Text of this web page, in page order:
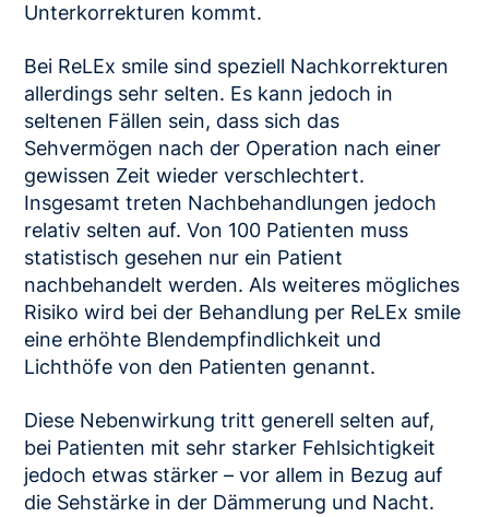
Unterkorrekturen kommt.
Bei ReLEx smile sind speziell Nachkorrekturen
allerdings sehr selten. Es kann jedoch in
seltenen Fällen sein, dass sich das
Sehvermögen nach der Operation nach einer
gewissen Zeit wieder verschlechtert.
Insgesamt treten Nachbehandlungen jedoch
relativ selten auf. Von 100 Patienten muss
statistisch gesehen nur ein Patient
nachbehandelt werden. Als weiteres mögliches
Risiko wird bei der Behandlung per ReLEx smile
eine erhöhte Blendempfindlichkeit und
Lichthöfe von den Patienten genannt.
Diese Nebenwirkung tritt generell selten auf,
bei Patienten mit sehr starker Fehlsichtigkeit
jedoch etwas stärker – vor allem in Bezug auf
die Sehstärke in der Dämmerung und Nacht.